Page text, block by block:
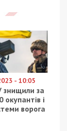
которые
убежища.
как
мира. Это
в тех
рабочей
и
этой
граждане